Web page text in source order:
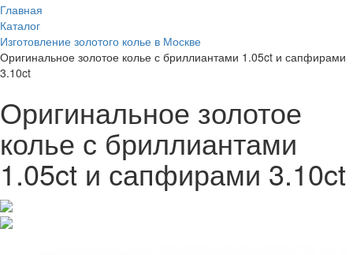
Главная
Каталог
Изготовление золотого колье в Москве
Оригинальное золотое колье с бриллиантами 1.05ct и сапфирами
3.10ct
Оригинальное золотое
колье с бриллиантами
1.05ct и сапфирами 3.10ct